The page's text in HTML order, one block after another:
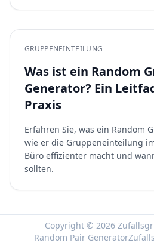
GRUPPENEINTEILUNG
Was ist ein Random
Generator? Ein
Praxis
Erfahren Sie, was ein Random
wie er die Gruppeneinteilung
Büro effizienter macht und
sollten.
Copyright © 2026
Random Pair Generator